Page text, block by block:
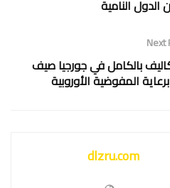
الدول النامية
Next
بالكامل في جورجيا صيف
dlzru.com